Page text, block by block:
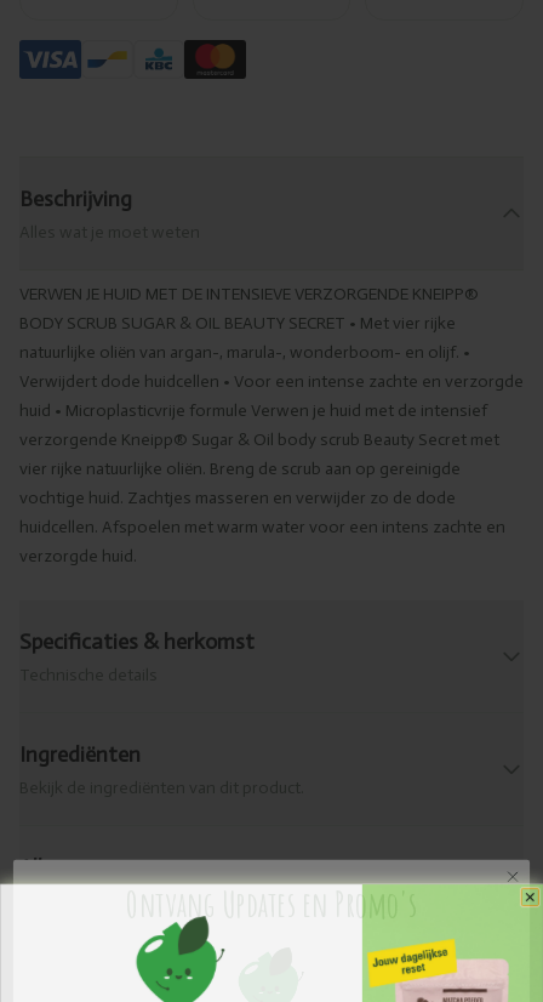
Beschrijving
VERWEN JE HUID MET DE INTENSIEVE VERZORGENDE KNEIPP®
BODY SCRUB SUGAR & OIL BEAUTY SECRET • Met vier rijke
natuurlijke oliën van argan-, marula-, wonderboom- en olijf. •
Verwijdert dode huidcellen • Voor een intense zachte en verzorgde
huid • Microplasticvrije formule Verwen je huid met de intensief
verzorgende Kneipp® Sugar & Oil body scrub Beauty Secret met
vier rijke natuurlijke oliën. Breng de scrub aan op gereinigde
vochtige huid. Zachtjes masseren en verwijder zo de dode
huidcellen. Afspoelen met warm water voor een intens zachte en
verzorgde huid.
Specificaties & herkomst
Ingrediënten
Allergenen
Levering & retour